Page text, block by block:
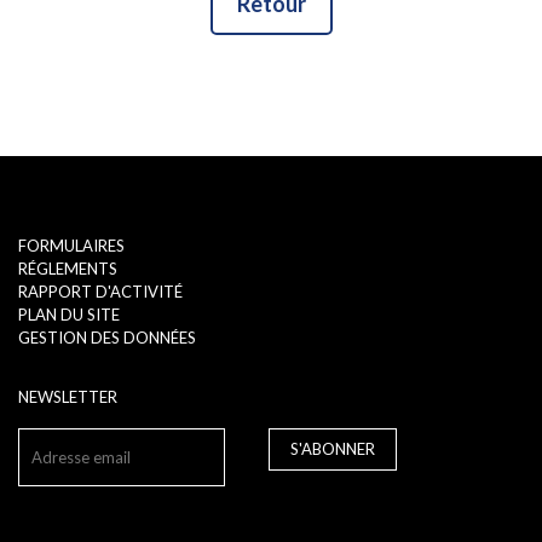
FORMULAIRES
RÉGLEMENTS
RAPPORT D'ACTIVITÉ
PLAN DU SITE
GESTION DES DONNÉES
NEWSLETTER
S'ABONNER